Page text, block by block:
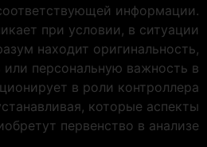
информации.
при условии, в ситуации
находит оригинальность,
или персональную важность в
в роли контроллера
которые аспекты
первенство в анализе.